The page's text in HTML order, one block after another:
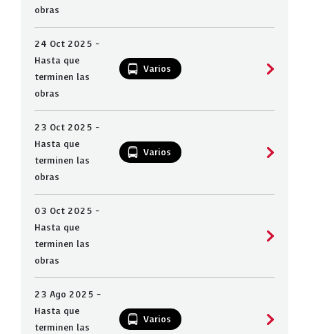
obras
24 Oct 2025 -
Hasta que
terminen las
obras
Varios
23 Oct 2025 -
Hasta que
terminen las
obras
Varios
03 Oct 2025 -
Hasta que
terminen las
obras
23 Ago 2025 -
Hasta que
terminen las
Varios